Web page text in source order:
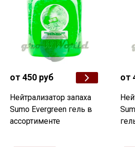
от 450 руб
Нейтрализатор запаха
Sumo Evergreen гель в
ассортименте
от